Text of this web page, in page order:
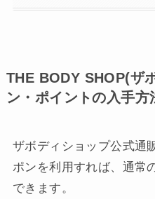
THE BODY SHOP(ザ
ン・ポイントの入手方
ザボディショップ公式通
ポンを利用すれば、通常
できます。